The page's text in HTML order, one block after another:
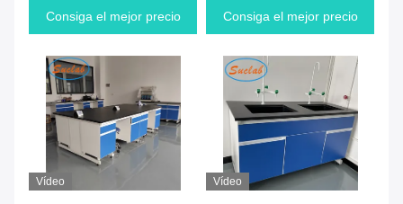
antiConsiga el mejor precio
Consiga el mejor precio
Vídeo Vídeo